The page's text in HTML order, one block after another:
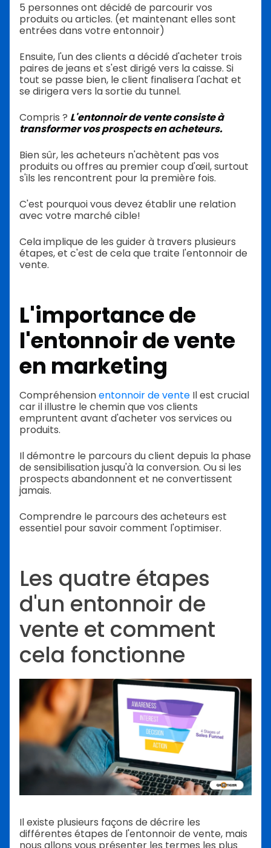
5 personnes ont décidé de parcourir vos
produits ou articles. (et maintenant elles sont
entrées dans votre entonnoir)
Ensuite, l'un des clients a décidé d'acheter trois
paires de jeans et s'est dirigé vers la caisse. Si
tout se passe bien, le client finalisera l'achat et
se dirigera vers la sortie du tunnel.
Compris ? L'entonnoir de vente consiste à
transformer vos prospects en acheteurs.
Bien sûr, les acheteurs n'achètent pas vos
produits ou offres au premier coup d'œil, surtout
s'ils les rencontrent pour la première fois.
C'est pourquoi vous devez établir une relation
avec votre marché cible!
Cela implique de les guider à travers plusieurs
étapes, et c'est de cela que traite l'entonnoir de
vente.
L'importance de
l'entonnoir de vente
en marketing
Compréhensionentonnoir de vente Il est crucial
car il illustre le chemin que vos clients
empruntent avant d'acheter vos services ou
produits.
Il démontre le parcours du client depuis la phase
de sensibilisation jusqu'à la conversion. Ou si les
prospects abandonnent et ne convertissent
jamais.
Comprendre le parcours des acheteurs est
essentiel pour savoir comment l'optimiser.
Les quatre étapes
d'un entonnoir de
vente et comment
cela fonctionne
Il existe plusieurs façons de décrire les
différentes étapes de l'entonnoir de vente, mais
nous allons vous présenter les termes les plus